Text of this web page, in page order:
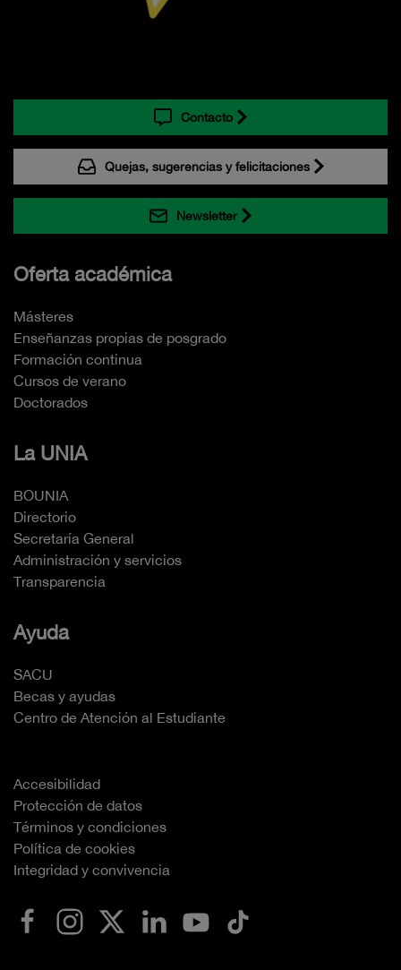
Contacto
Quejas, sugerencias y felicitaciones
Newsletter
Oferta académica
Másteres
Enseñanzas propias de posgrado
Formación continua
Cursos de verano
Doctorados
La UNIA
BOUNIA
Directorio
Secretaría General
Administración y servicios
Transparencia
Ayuda
SACU
Becas y ayudas
Centro de Atención al Estudiante
Accesibilidad
Protección de datos
Términos y condiciones
Política de cookies
Integridad y convivencia